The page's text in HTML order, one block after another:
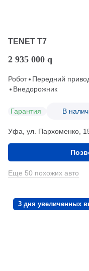
TENET T7
2 935 000 q
Робот Передний
Внедорожник
Гарантия В
Уфа, ул. Пархоменко,
Еще 50 похожих авто
3 дня увеличенных